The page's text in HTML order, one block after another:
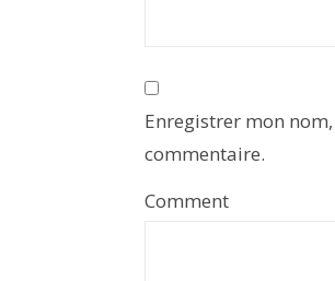
Enregistrer mon
commentaire.
Comment